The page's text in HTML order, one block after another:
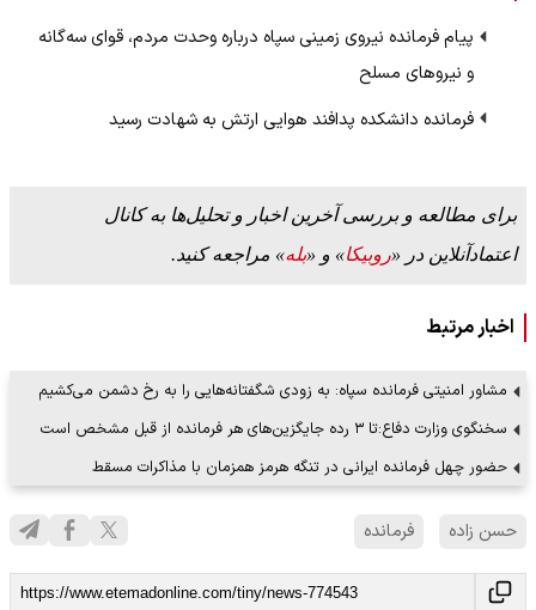
پیام فرمانده نیروی زمینی سپاه درباره وحدت مردم، قوای سه‌گانه
و نیروهای مسلح
فرمانده دانشکده پدافند هوایی ارتش به شهادت رسید
برای مطالعه و بررسی آخرین اخبار و تحلیل‌ها به کانال
اعتمادآنلاین در «روبیکا» و «بله» مراجعه کنید.
اخبار مرتبط
مشاور امنیتی فرمانده سپاه: به زودی شگفتانه‌هایی را به رخ دشمن می‌کشیم
سخنگوی وزارت دفاع:تا ۳ رده جایگزین‌های هر فرمانده از قبل مشخص است
حضور چهل فرمانده ایرانی در تنگه هرمز همزمان با مذاکرات مسقط
حسن زاده فرمانده